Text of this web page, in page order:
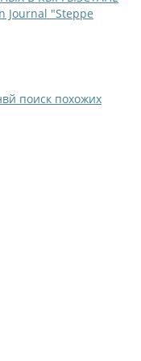
Journal "Steppe
поиск похожих